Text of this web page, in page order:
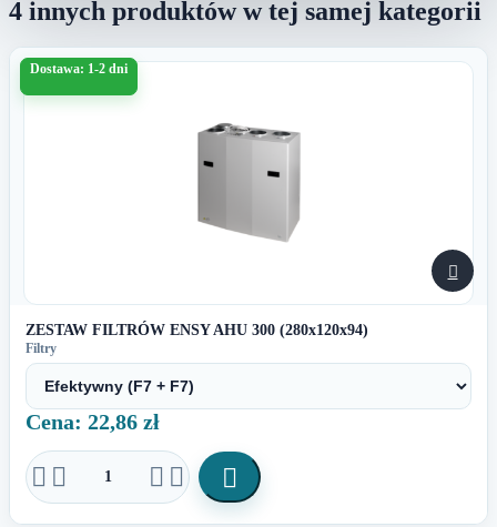
4 innych produktów w tej samej kategorii
Dostawa: 1-2 dni

ZESTAW FILTRÓW ENSY AHU 300 (280x120x94)
Filtry
Cena: 22,86 zł
    